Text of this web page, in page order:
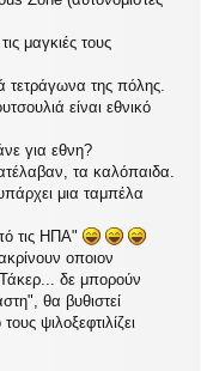
μαγκιές τους
τετράγωνα της πόλης.
είναι εθνικό
για εθνη?
τα καλόπαιδα.
μια ταμπέλα
τις ΗΠΑ"
οποιον
Τάκερ... δε μπορούν
θα βυθιστεί
ψιλοξεφτιλίζει